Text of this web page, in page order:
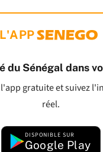
L'APP
du Sénégal dans
gratuite et suivez
réel.
DISPONIBLE SUR
Google Play